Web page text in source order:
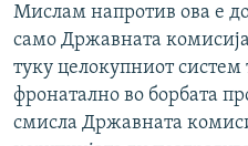
Мислам напротив ова е
само Државната
туку целокупниот систем
фронатално во борбата
смисла Државната